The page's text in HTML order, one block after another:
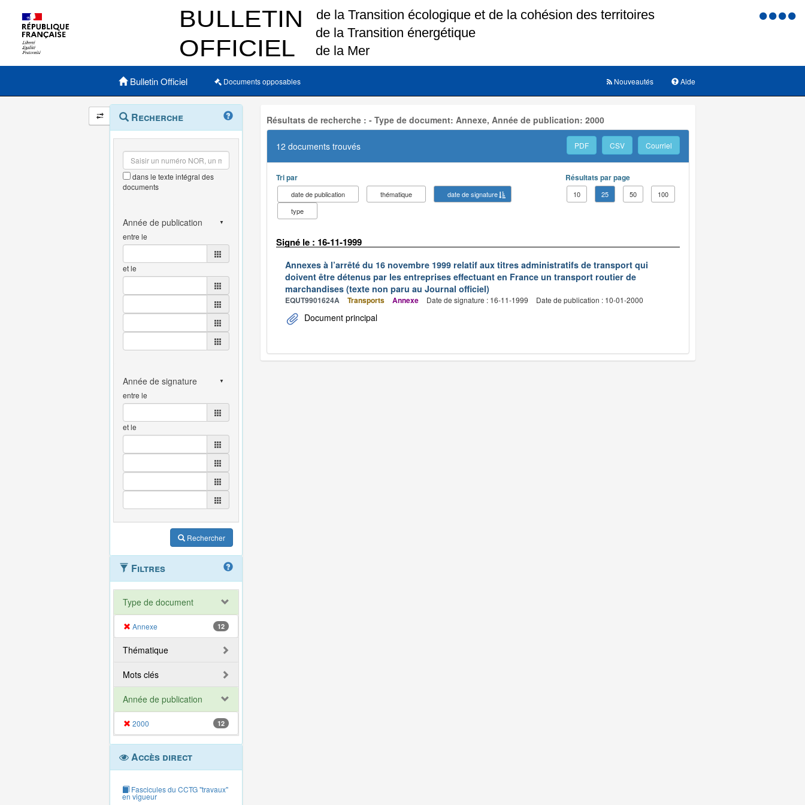
Menu
Menu principal
Bulletin Officiel Documents opposables Aide
Nouveautés
Navigation
et
outils
annexes
Menu
contextuel
Recherche
dans le texte intégral des
documents
entre le
et le
entre le
et le
Rechercher
Filtres
Type de document
Annexe 12
Thématique
Mots clés
Année de publication
2000 12
Accès direct
Fascicules du CCTG "travaux"
en vigueur
Résultats de recherche : - Type de document: Annexe, Année de publication: 2000
12 documents trouvés PDF CSV Courriel
Tri par
date de publication thématique
date de signature
type
Résultats par page
10 25 50 100
Signé le : 16-11-1999
Annexes à l’arrêté du 16 novembre 1999 relatif aux titres administratifs de transport qui
doivent être détenus par les entreprises effectuant en France un transport routier de
marchandises (texte non paru au Journal officiel)
EQUT9901624A Transports Annexe Date de signature : 16-11-1999 Date de publication : 10-01-2000
Document principal